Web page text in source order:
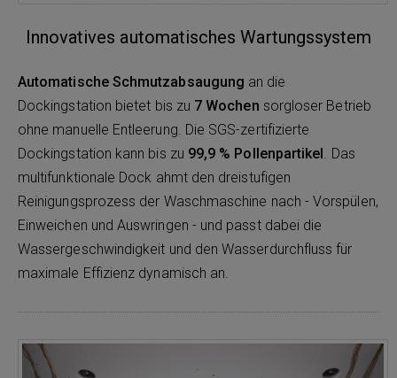
Innovatives automatisches Wartungssystem
Automatische Schmutzabsaugung an die
Dockingstation bietet bis zu 7 Wochen sorgloser Betrieb
ohne manuelle Entleerung. Die SGS-zertifizierte
Dockingstation kann bis zu 99,9 % Pollenpartikel. Das
multifunktionale Dock ahmt den dreistufigen
Reinigungsprozess der Waschmaschine nach - Vorspülen,
Einweichen und Auswringen - und passt dabei die
Wassergeschwindigkeit und den Wasserdurchfluss für
maximale Effizienz dynamisch an.